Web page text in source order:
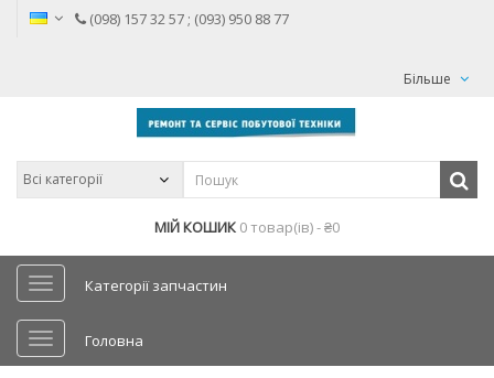
(098) 157 32 57 ; (093) 950 88 77
Більше
МІЙ КОШИК 0 товар(ів) - ₴0
Категорії запчастин
Головна